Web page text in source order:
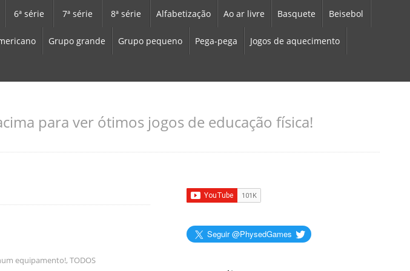
6ª série 7ª série 8ª série Alfabetização Ao ar livre Basquete Beisebol
Grupo grande Grupo pequeno Pega-pega Jogos de aquecimento
para ver ótimos jogos de educação física!
equipamento!, TODOS
Seguir @PhysedGames